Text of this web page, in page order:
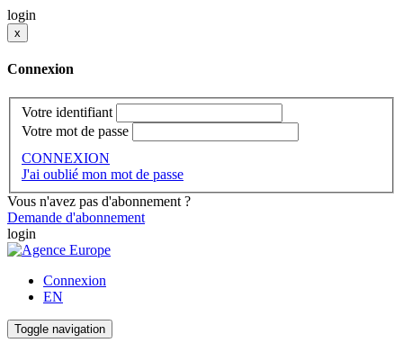
login
x
Connexion
Votre identifiant
Votre mot de passe
CONNEXION
J'ai oublié mon mot de passe
Vous n'avez pas d'abonnement ?
Demande d'abonnement
login
Connexion
EN
Toggle navigation